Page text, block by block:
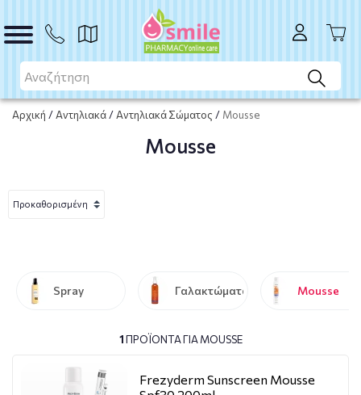
Αρχική / Αντηλιακά / Αντηλιακά Σώματος / Mousse
Mousse
Spray Γαλακτώματα Mousse
1ΠΡΟΪΌΝΤΑ ΓΙΑ MOUSSE
Frezyderm Sunscreen Mousse